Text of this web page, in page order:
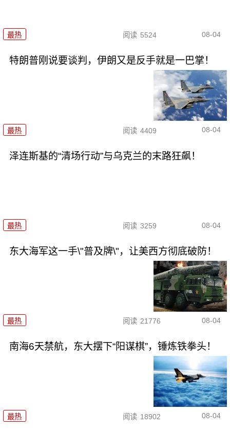
最热 阅读 5524 08-04
特朗普刚说要谈判，伊朗又是反手就是一巴掌！
最热 阅读 4409 08-04
泽连斯基的“清场行动”与乌克兰的末路狂飙！
最热 阅读 3259 08-04
东大海军这一手\"普及牌\"，让美西方彻底破防！
最热 阅读 21776 08-04
南海6天禁航，东大摆下“阳谋棋”，锤炼铁拳头！
最热 阅读 18902 08-04